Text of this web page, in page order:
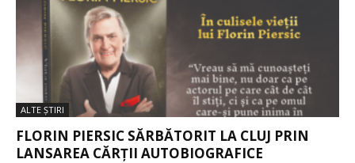
ALTE ŞTIRI
FLORIN PIERSIC SĂRBĂTORIT LA CLUJ PRIN
LANSAREA CĂRȚII AUTOBIOGRAFICE